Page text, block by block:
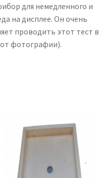
для немедленного и
на дисплее. Он очень
проводить этот тест в
фотографии).